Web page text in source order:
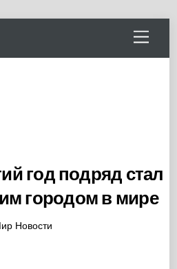
Menu
год подряд стал
городом в мире
Новости